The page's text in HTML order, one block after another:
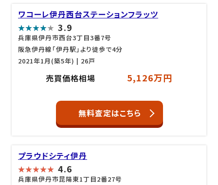
ワコーレ伊丹西台ステーションフラッツ
3.9
兵庫県伊丹市西台3丁目3番7号
阪急伊丹線「伊丹駅」より徒歩で4分
2021年1月(築5年) | 26戸
売買価格相場 5,126万円
無料査定はこちら
プラウドシティ伊丹
4.6
兵庫県伊丹市昆陽東1丁目2番27号